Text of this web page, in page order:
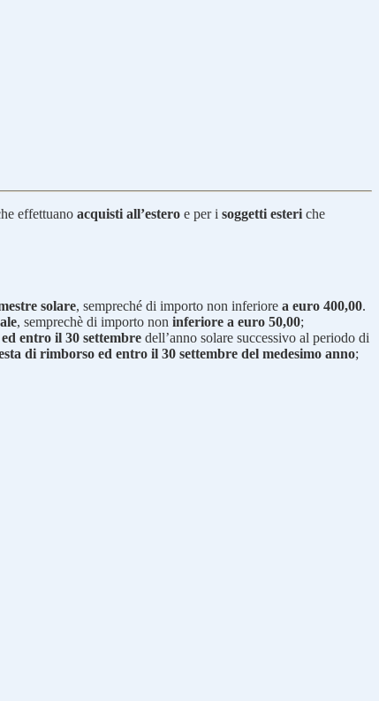
effettuano acquisti all’estero e per i soggetti esteri che
solare, sempreché di importo non inferiore a euro 400,00.
, semprechè di importo non inferiore a euro 50,00;
entro il 30 settembre dell’anno solare successivo al periodo di
di rimborso ed entro il 30 settembre del medesimo anno;